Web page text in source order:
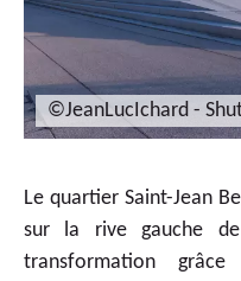
©JeanLucIchard -
Le quartier Saint-Jean
sur la rive gauche
transformation